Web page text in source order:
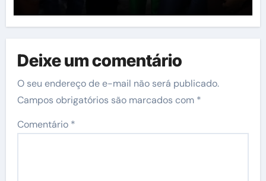
Deixe um comentário
O seu endereço de e-mail não será publicado.
Campos obrigatórios são marcados com *
Comentário *